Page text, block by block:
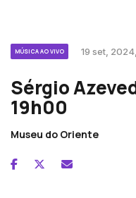
MÚSICA AO VIVO 19 set,
Sérgio
19h00
Museu do Oriente